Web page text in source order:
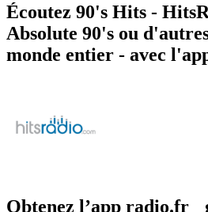
Écoutez 90's Hits -
Absolute 90's ou
monde entier - avec
Obtenez l’app radio.fr